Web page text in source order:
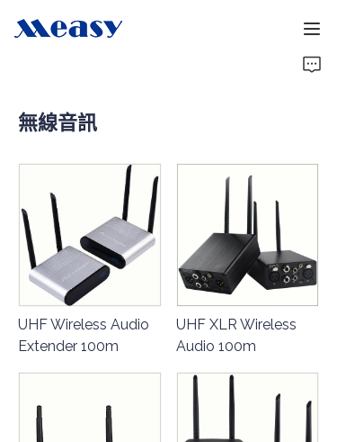
無線音訊
UHF Wireless Audio
Extender 100m
UHF XLR Wireless
Audio 100m
產品
新聞
支援